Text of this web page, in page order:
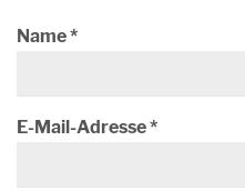
Name*
E-Mail-Adresse*